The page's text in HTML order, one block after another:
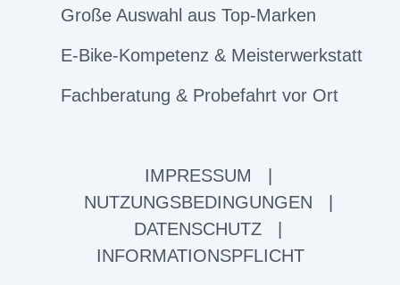
Große Auswahl aus Top-Marken
E-Bike-Kompetenz & Meisterwerkstatt
Fachberatung & Probefahrt vor Ort
IMPRESSUM
NUTZUNGSBEDINGUNGEN
DATENSCHUTZ
INFORMATIONSPFLICHT